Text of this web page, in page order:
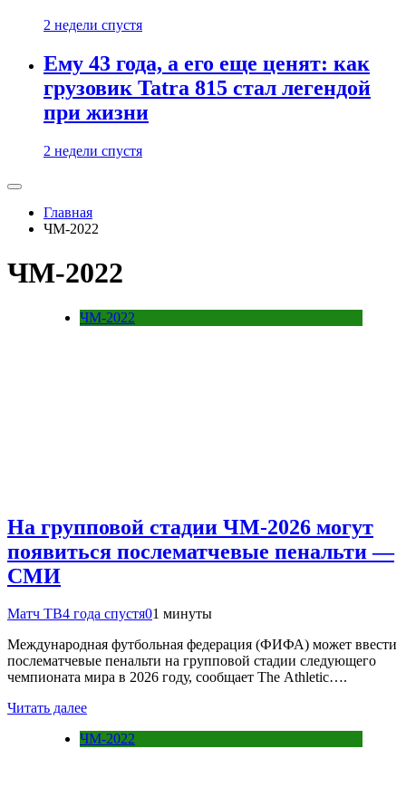
2 недели спустя
Ему 43 года, а его еще ценят: как
грузовик Tatra 815 стал легендой
при жизни
2 недели спустя
Главная
ЧМ-2022
ЧМ-2022
ЧМ-2022
На групповой стадии ЧМ-2026 могут
появиться послематчевые пенальти —
СМИ
Матч ТВ4 года спустя01 минуты
Международная футбольная федерация (ФИФА) может ввести
послематчевые пенальти на групповой стадии следующего
чемпионата мира в 2026 году, сообщает The Athletic….
Читать далее
ЧМ-2022